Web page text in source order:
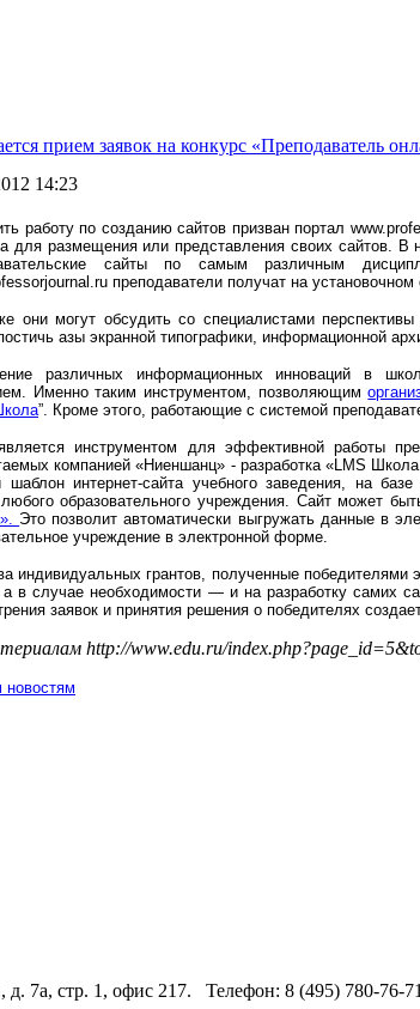
прием заявок на конкурс «Преподаватель
14:23
работу по созданию сайтов призван портал
для размещения или представления своих сайтов.
сайты по самым различным
преподаватели получат на установочном
они могут обсудить со специалистами
азы экранной типографики, информационной
различных информационных инноваций в
Именно таким инструментом, позволяющим
”. Кроме этого, работающие с системой
инструментом для эффективной работы
компанией «Ниеншанц» - разработка «LMS
шаблон интернет-сайта учебного заведения, на
образовательного учреждения. Сайт может
Это позволит автоматически выгружать данные в
учреждение в электронной форме.
индивидуальных грантов, полученные победителями
а в случае необходимости — и на разработку самих
заявок и принятия решения о победителях
http://www.edu.ru/index.php?page id=5&
новостям
7а, стр. 1, офис 217. Телефон: 8 (495) 780-76-71